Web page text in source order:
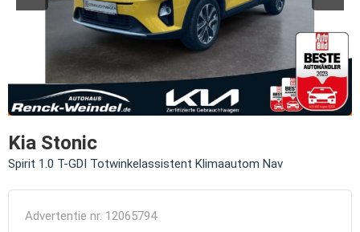
Kia Stonic
Spirit 1.0 T-GDI Totwinkelassistent Klimaautom Nav
Advertentie nr. 12065794